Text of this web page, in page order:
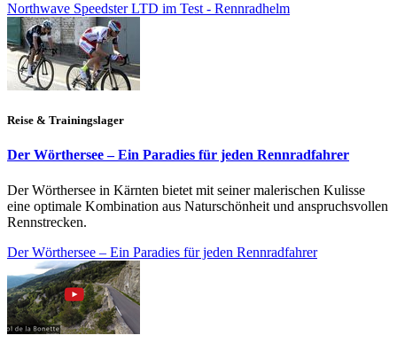
Northwave Speedster LTD im Test - Rennradhelm
Reise & Trainingslager
Der Wörthersee – Ein Paradies für jeden Rennradfahrer
Der Wörthersee in Kärnten bietet mit seiner malerischen Kulisse
eine optimale Kombination aus Naturschönheit und anspruchsvollen
Rennstrecken.
Der Wörthersee – Ein Paradies für jeden Rennradfahrer